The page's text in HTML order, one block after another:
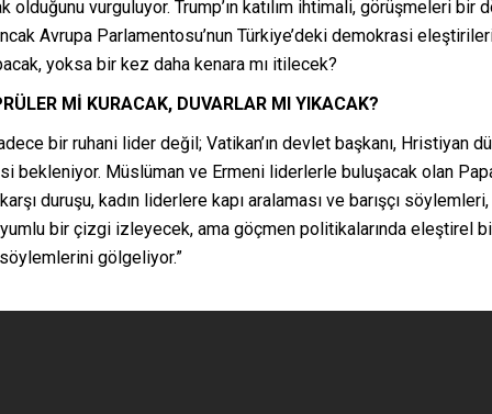
olduğunu vurguluyor. Trump’ın katılım ihtimali, görüşmeleri bir
Avrupa Parlamentosu’nun Türkiye’deki demokrasi
yoksa bir kez daha kenara mı itilecek?
Mİ KURACAK, DUVARLAR MI YIKACAK?
bir ruhani lider değil; Vatikan’ın devlet başkanı, Hristiyan
bekleniyor. Müslüman ve Ermeni liderlerle buluşacak olan
duruşu, kadın liderlere kapı aralaması ve barışçı
uyumlu bir çizgi izleyecek, ama göçmen politikalarında eleştirel
gölgeliyor.”